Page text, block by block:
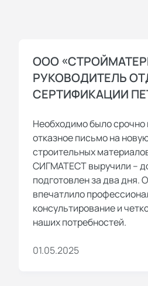
ООО
РУКОВОДИТЕЛЬ
СЕРТИФИКАЦИИ
Необходимо было срочно
отказное письмо на
строительных
СИГМАТЕСТ выручили –
подготовлен за два дня.
впечатлило
консультирование и
наших потребностей.
01.05.2025